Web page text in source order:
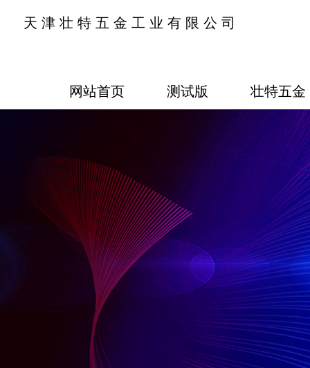
天津壮特五金工业有限公司
网站首页 测试版 壮特五金